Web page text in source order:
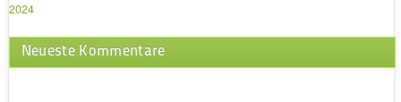
2024
Neueste Kommentare